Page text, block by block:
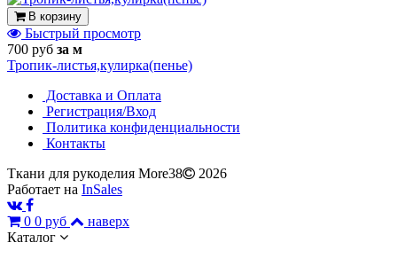
В корзину
Быстрый просмотр
700 руб за м
Тропик-листья,кулирка(пенье)
Доставка и Оплата
Регистрация/Вход
Политика конфиденциальности
Контакты
Ткани для рукоделия More38
2026
Работает на InSales
0 0 руб
наверх
Каталог